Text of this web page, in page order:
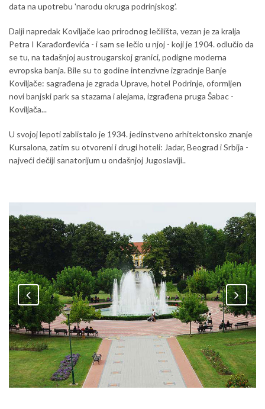
data na upotrebu 'narodu okruga podrinjskog'.
Dalji napredak Koviljače kao prirodnog lečilišta, vezan je za kralja
Petra I Karađorđevića - i sam se lečio u njoj - koji je 1904. odlučio da
se tu, na tadašnjoj austrougarskoj granici, podigne moderna
evropska banja. Bile su to godine intenzivne izgradnje Banje
Koviljače: sagrađena je zgrada Uprave, hotel Podrinje, oformljen
novi banjski park sa stazama i alejama, izgrađena pruga Šabac -
Koviljača...
U svojoj lepoti zablistalo je 1934. jedinstveno arhitektonsko znanje
Kursalona, zatim su otvoreni i drugi hoteli: Jadar, Beograd i Srbija -
najveći dečiji sanatorijum u ondašnjoj Jugoslaviji..